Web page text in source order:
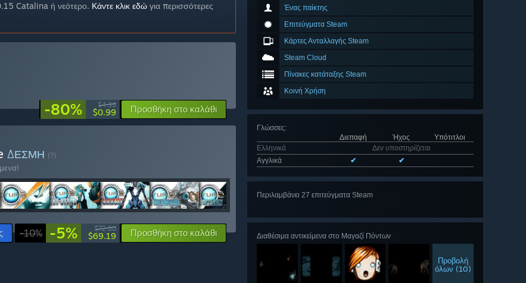
Ένας παίκτης
Επιτεύγματα Steam
Κάρτες Ανταλλαγής Steam
Steam Cloud
Πίνακες κατάταξης Steam
Κοινή Χρήση
Γλώσσες:
Διεπαφή
Ήχος
Υπότιτλοι
Ελληνικά
Δεν υποστηρίζεται
Αγγλικά
✔ ✔
Περιλαμβάνει 27 επιτεύγματα Steam
Διαθέσιμα αντικείμενα στο Μαγαζί Πόντων
Προβολή
όλων (10)
Catalina ή νεότερο. Κάντε κλικ εδώ για περισσότερες
-80% $4.99
$0.99 Προσθήκη στο καλάθι
ΔΕΣΜΗ (?)
-10% -5% $72.80
$69.19 Προσθήκη στο καλάθι